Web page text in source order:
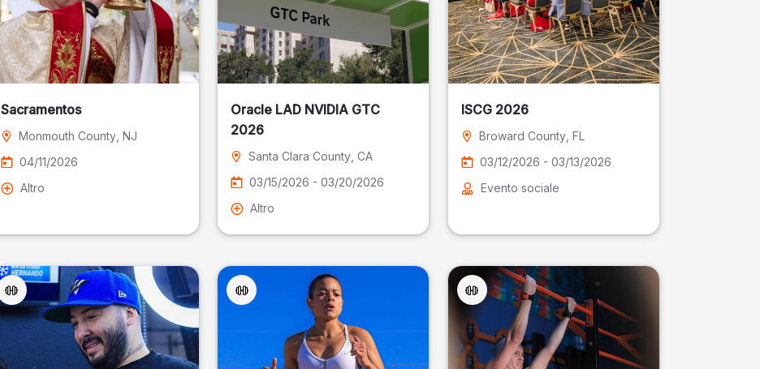
Sacramentos
Monmouth County, NJ
04/11/2026
Altro
Oracle LAD NVIDIA GTC
2026
Santa Clara County , CA
03/15/2026 - 03/20/2026
Altro
ISCG 2026
Broward County, FL
03/12/2026 - 03/13/2026
Evento sociale